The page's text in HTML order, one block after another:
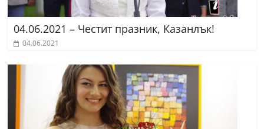
04.06.2021 – Честит празник, Казанлък!
04.06.2021